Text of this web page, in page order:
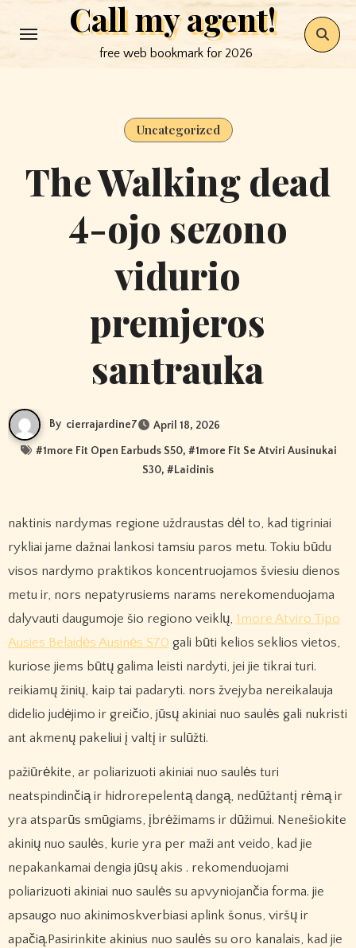
to
Call my agent!
free web bookmark for 2026
Uncategorized
The Walking dead
4-ojo sezono
vidurio
premjeros
santrauka
By cierrajardine7 April 18, 2026
#1more Fit Open Earbuds S50, #1more Fit Se Atviri Ausinukai
S30, #Laidinis
naktinis nardymas regione uždraustas dėl to, kad tigriniai
rykliai jame dažnai lankosi tamsiu paros metu. Tokiu būdu
visos nardymo praktikos koncentruojamos šviesiu dienos
metu ir, nors nepatyrusiems narams nerekomenduojama
dalyvauti daugumoje šio regiono veiklų, 1more Atviro Tipo
Ausies Belaidės Ausinės S70 gali būti kelios seklios vietos,
kuriose jiems būtų galima leisti nardyti, jei jie tikrai turi.
reikiamų žinių, kaip tai padaryti. nors žvejyba nereikalauja
didelio judėjimo ir greičio, jūsų akiniai nuo saulės gali nukristi
ant akmenų pakeliui į valtį ir sulūžti.
pažiūrėkite, ar poliarizuoti akiniai nuo saulės turi
neatspindinčią ir hidrorepelentą dangą, nedūžtantį rėmą ir
yra atsparūs smūgiams, įbrėžimams ir dūžimui. Nenešiokite
akinių nuo saulės, kurie yra per maži ant veido, kad jie
nepakankamai dengia jūsų akis . rekomenduojami
poliarizuoti akiniai nuo saulės su apvyniojančia forma. jie
apsaugo nuo akinimoskverbiasi aplink šonus, viršų ir
apačią.Pasirinkite akinius nuo saulės su oro kanalais, kad jie